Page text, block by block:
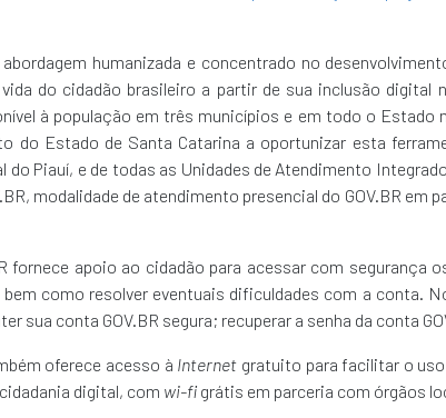
humanizada e concentrado no
do cidadão brasileiro a partir de sua inclusão digital
à população em três municípios e em todo o
do Estado de Santa Catarina a oportunizar esta
Piauí, e de todas as Unidades de Atendimento
modalidade de atendimento presencial do GOV.BR em
fornece apoio ao cidadão para acessar com
bem como resolver eventuais dificuldades com a conta.
sua conta GOV.BR segura; recuperar a senha da conta
oferece acesso à Internet gratuito para facilitar o
digital, com wi-fi grátis em parceria com órgãos